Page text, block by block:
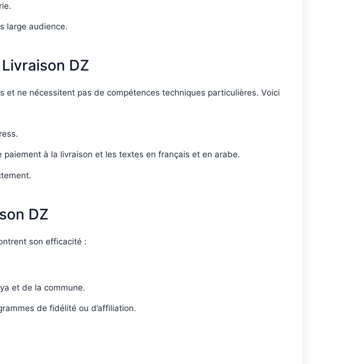
large audience.
DZ
et ne nécessitent pas de compétences techniques particulières. Voici
paiement à la livraison et les textes en français et en arabe.
DZ
son efficacité :
et de la commune.
de fidélité ou d’affiliation.